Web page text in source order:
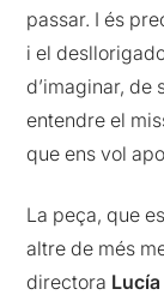
passar. I és
i el
d’imaginar, de
entendre el
que ens vol
La peça, que
altre de més
directora